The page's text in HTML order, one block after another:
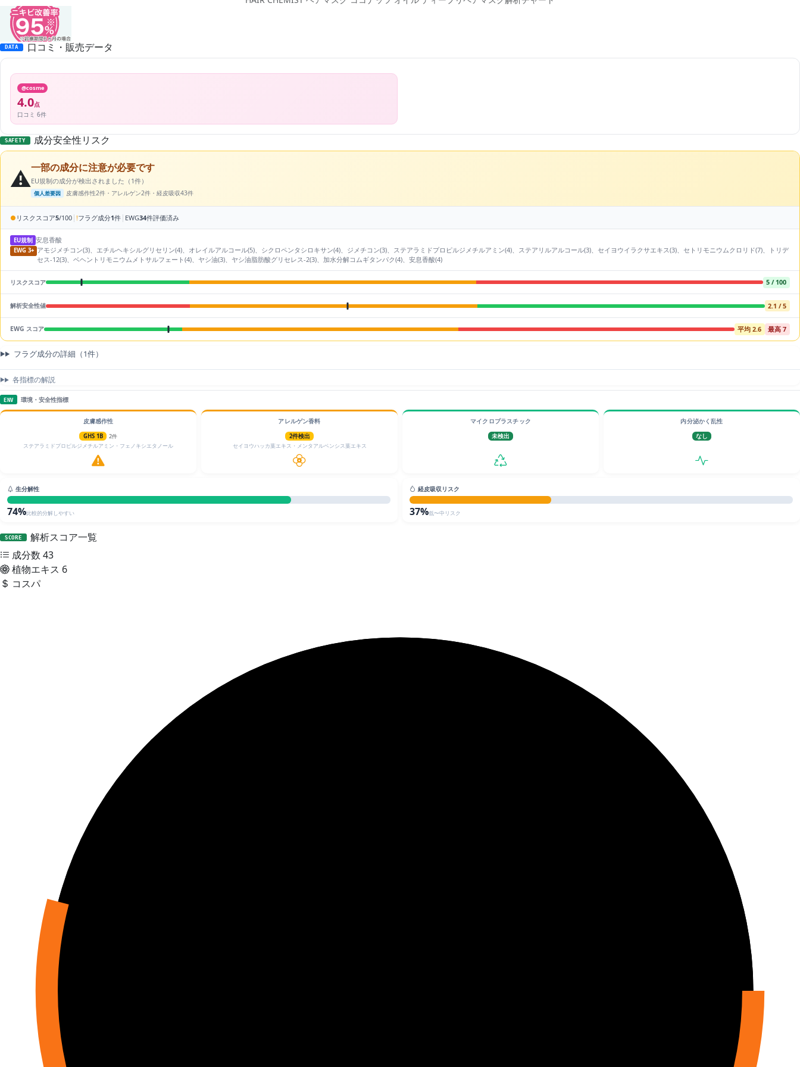
DATA 口コミ・販売データ
@cosme
4.0点
口コミ 6件
SAFETY 成分安全性リスク
⚠️一部の成分に注意が必要です
EU規制の成分が検出されました（1件）
個人差要因 皮膚感作性2件・アレルゲン2件・経皮吸収43件
● リスクスコア5/100 | !フラグ成分1件 | EWG34件評価済み
EU規制 安息香酸
EWG 3+ アモジメチコン(3)、エチルヘキシルグリセリン(4)、オレイルアルコール(5)、シクロペンタシロキサン(4)、ジメチコン(3)、ステアラミドプロピルジメチルアミン(4)、ステアリルアルコール(3)、セイヨウイラクサエキス(3)、セトリモニウムクロリド(7)、トリデ
セス-12(3)、ベヘントリモニウムメトサルフェート(4)、ヤシ油(3)、ヤシ油脂肪酸グリセレス-2(3)、加水分解コムギタンパク(4)、安息香酸(4)
リスクスコア 5 / 100
解析安全性値 2.1 / 5
EWG スコア 平均 2.6 最高 7
フラグ成分の詳細（1件）
各指標の解説
ENV 環境・安全性指標
皮膚感作性
GHS 1B
2件
ステアラミドプロピルジメチルアミン・フェノキシエタノール
アレルゲン香料
2件検出
セイヨウハッカ葉エキス・メンタアルベンシス葉エキス
マイクロプラスチック
未検出
内分泌かく乱性
なし
生分解性
74%比較的分解しやすい
経皮吸収リスク
37%低〜中リスク
SCORE
解析スコア一覧
成分数 43
植物エキス 6
コスパ